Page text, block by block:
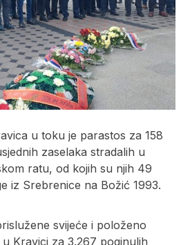
u toku je parastos za 158
zaselaka stradalih u
ratu, od kojih su njih 49
iz Srebrenice na Božić 1993.
svijeće i položeno
Kravici za 3.267 poginulih